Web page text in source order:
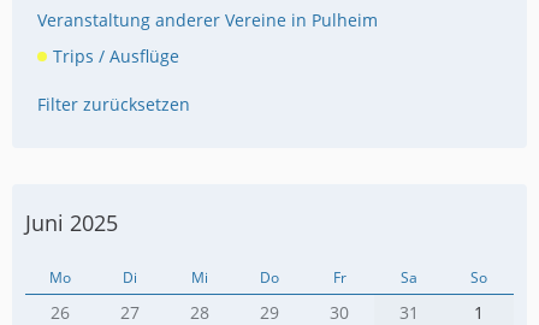
Veranstaltung anderer Vereine in Pulheim
Trips / Ausflüge
Filter zurücksetzen
Juni 2025
Mo Di Mi Do Fr Sa So
26 27 28 29 30 31
1